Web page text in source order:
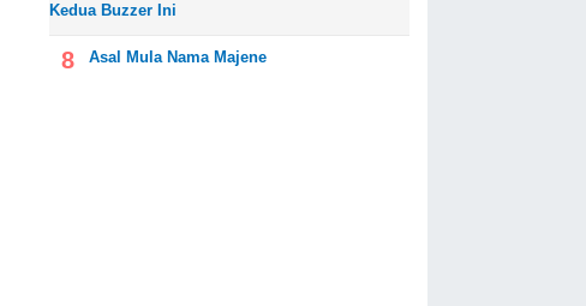
Kedua Buzzer Ini
Asal Mula Nama Majene